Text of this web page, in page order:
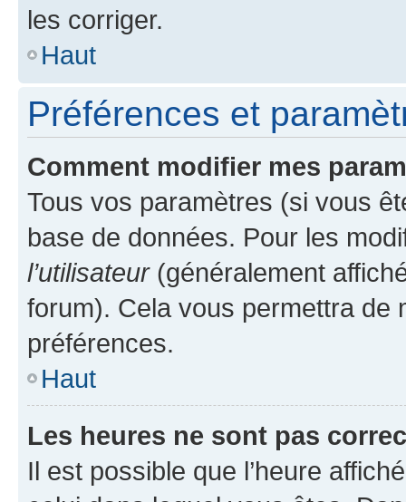
les corriger.
Haut
Préférences et
Comment modifier mes
Tous vos paramètres (si vous
base de données. Pour les
l’utilisateur(généralement
forum). Cela vous permettra de
préférences.
Haut
Les heures ne sont pas
Il est possible que l’heure